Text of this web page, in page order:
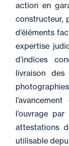
action en
constructeur,
d’éléments
expertise
d’indices
livraison
l’ouvrage
attestations
utilisable